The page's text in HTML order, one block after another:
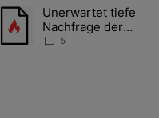
Das Folgende ist eine Liste
Ein Trendartikel mit dem
Unerwartet tiefe
Nachfrage der
Zentralbanken könnte
5